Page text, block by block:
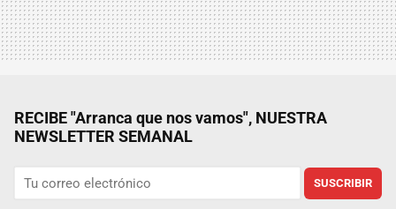
RECIBE "Arranca que nos vamos", NUESTRA
NEWSLETTER SEMANAL
SUSCRIBIR